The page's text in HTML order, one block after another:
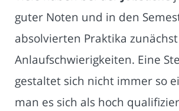
guter Noten und in den
absolvierten Praktika
Anlaufschwierigkeiten. Eine
gestaltet sich nicht immer so
man es sich als hoch